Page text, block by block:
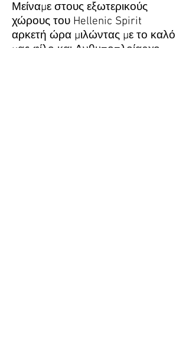
Μείναμε στους εξωτερικούς
χώρους του Hellenic Spirit
αρκετή ώρα μιλώντας με το καλό
μας φίλο και Ανθυποπλοίαρχο